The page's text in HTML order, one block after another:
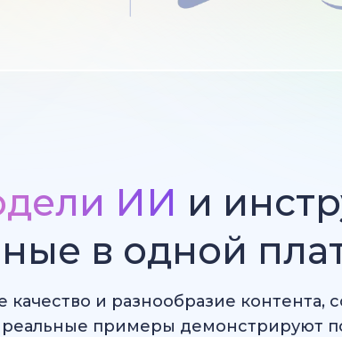
ИИ и
в одной
качество и разнообразие контента,
примеры демонстрируют